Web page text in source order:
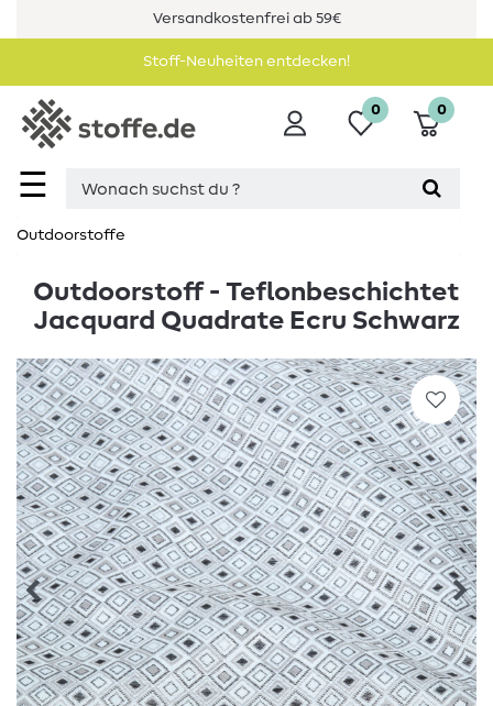
Versandkostenfrei ab 59€
Stoff-Neuheiten entdecken!
☰
0 0
Outdoorstoffe
Outdoorstoff - Teflonbeschichtet
Jacquard Quadrate Ecru Schwarz